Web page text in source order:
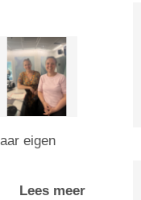
eigen
Lees meer